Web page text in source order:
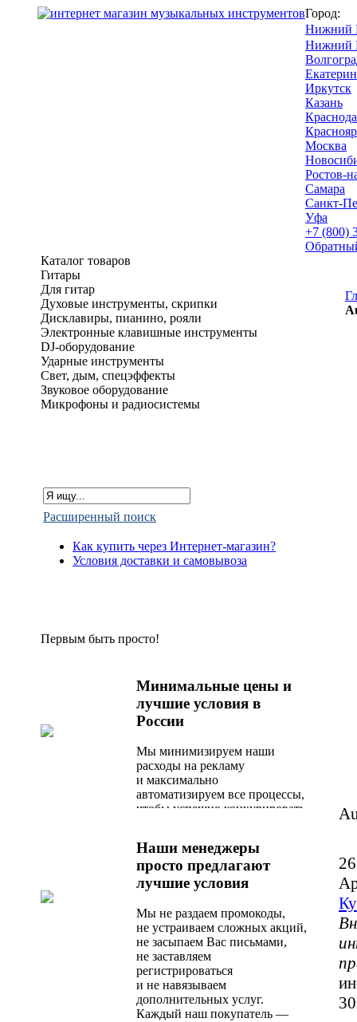
Город:
Нижний
Нижний
Иркутск
Казань
Москва
Ростов-
Самара
Санкт-
Уфа
+7 (800)
Каталог товаров
Гитары
Для гитар
Духовые инструменты, скрипки
Дисклавиры, пианино, рояли
Электронные клавишные инструменты
DJ-оборудование
Ударные инструменты
Свет, дым, спецэффекты
Звуковое оборудование
Микрофоны и радиосистемы
Расширенный поиск
Как купить через Интернет-магазин?
Условия доставки и самовывоза
Первым быть просто!
Минимальные цены и
лучшие условия в
России
Мы минимизируем наши
расходы на рекламу
и максимально
автоматизируем все процессы,
чтобы успешно конкурировать
Наши менеджеры
просто предлагают
лучшие условия
Мы не раздаем промокоды,
не устраиваем сложных акций,
не засыпаем Вас письмами,
не заставляем
регистрироваться
и не навязываем
дополнительных услуг.
Каждый наш покупатель —